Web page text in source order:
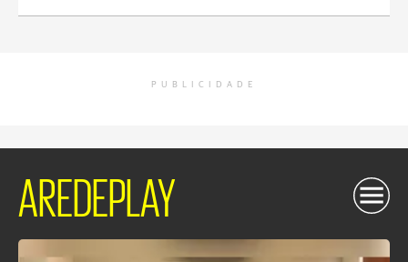
PUBLICIDADE
AREDEPLAY